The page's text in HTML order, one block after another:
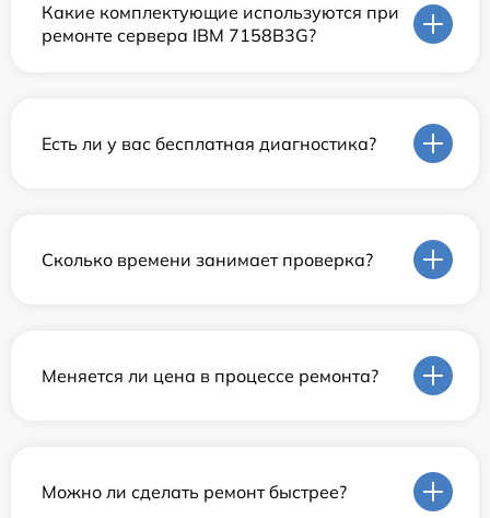
Какие комплектующие используются при
ремонте сервера IBM 7158B3G?
Есть ли у вас бесплатная диагностика?
Сколько времени занимает проверка?
Меняется ли цена в процессе ремонта?
Можно ли сделать ремонт быстрее?